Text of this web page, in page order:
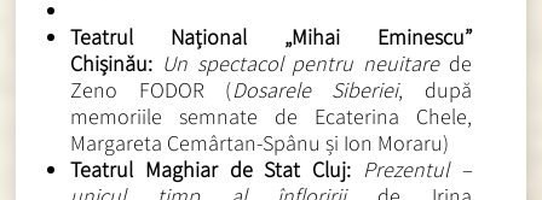
Teatrul Național „Mihai Eminescu”
Chișinău: Un spectacol pentru neuitare de
Zeno FODOR (Dosarele Siberiei, după
memoriile semnate de Ecaterina Chele,
Margareta Cemârtan-Spânu și Ion Moraru)
Teatrul Maghiar de Stat Cluj: Prezentul –